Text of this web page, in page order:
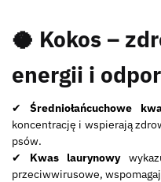
🥥 Kokos –
energii i
✔ Średniołańcuchowe
koncentrację i wspierają
psów.
✔ Kwas laurynowy
przeciwwirusowe,